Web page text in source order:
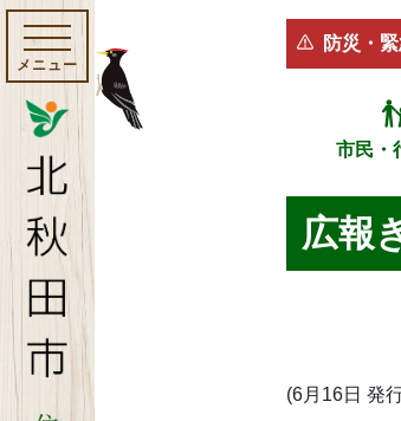
メニュー
防災・
市民・
広報
(6月16日 発